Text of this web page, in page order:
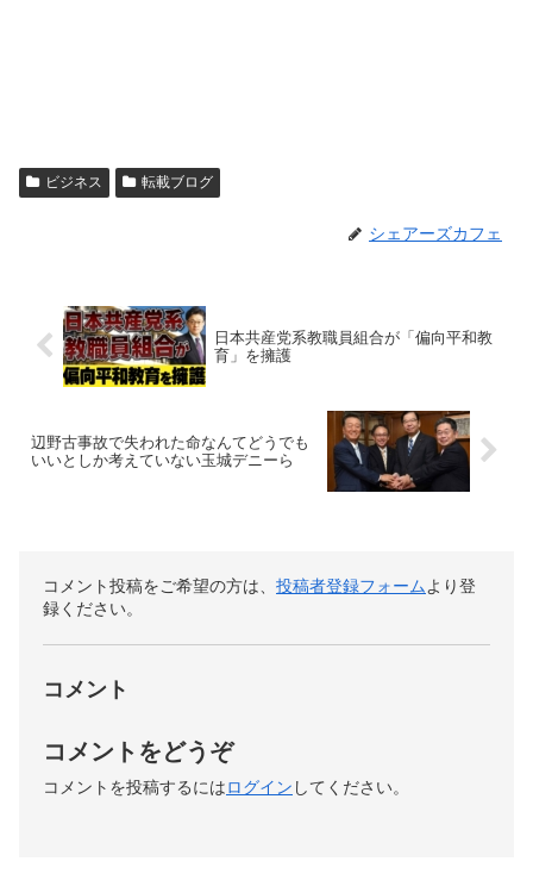
ビジネス 転載ブログ
シェアーズカフェ
日本共産党系教職員組合が「偏向平和教
育」を擁護
辺野古事故で失われた命なんてどうでも
いいとしか考えていない玉城デニーら
コメント投稿をご希望の方は、 投稿者登録フォーム より登
録ください。
コメント
コメントをどうぞ
コメントを投稿するにはログイン してください。